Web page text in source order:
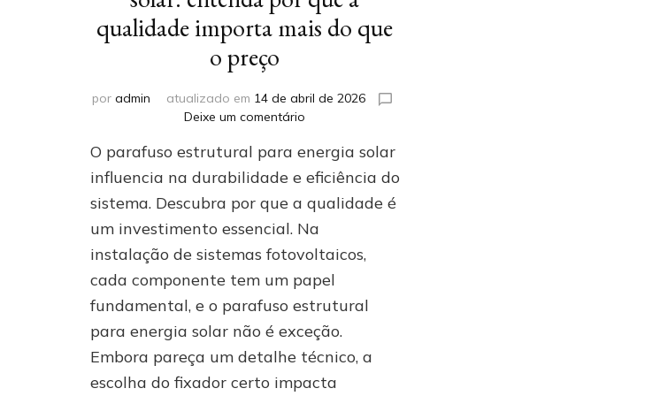
qualidade importa mais do que
o preço
por admin atualizado em 14 de abril de 2026
Deixe um comentário
estrutural
para
solar:
entenda
por
que
a
qualidade
mais
do
que
O parafuso estrutural para energia solar
influencia na durabilidade e eficiência do
sistema. Descubra por que a qualidade é
um investimento essencial. Na
instalação de sistemas fotovoltaicos,
cada componente tem um papel
fundamental, e o parafuso estrutural
para energia solar não é exceção.
Embora pareça um detalhe técnico, a
escolha do fixador certo impacta